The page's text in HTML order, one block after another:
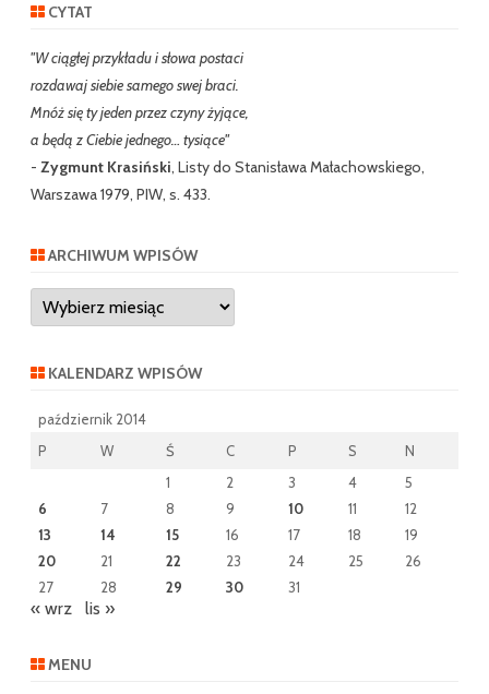
CYTAT
"W ciągłej przykładu i słowa postaci
rozdawaj siebie samego swej braci.
Mnóż się ty jeden przez czyny żyjące,
a będą z Ciebie jednego… tysiące"
- Zygmunt Krasiński, Listy do Stanisława Małachowskiego,
Warszawa 1979, PIW, s. 433.
ARCHIWUM WPISÓW
Archiwum
wpisów
KALENDARZ WPISÓW
październik 2014
P
W Ś C P S
N
1
2 3 4
5
6
7 8 9 10 11
12
13
14 15 16 17 18
19
20
21 22 23 24 25
26
27
28 29 30 31
« wrz lis »
MENU